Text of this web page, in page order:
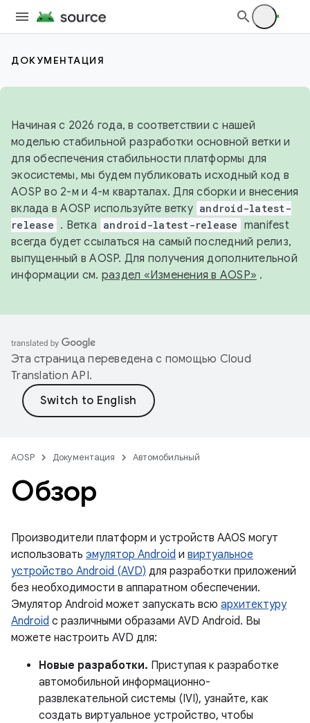
ДОКУМЕНТАЦИЯ
Начиная с 2026 года, в соответствии с нашей
моделью стабильной разработки основной ветки и
для обеспечения стабильности платформы для
экосистемы, мы будем публиковать исходный код в
AOSP во 2-м и 4-м кварталах. Для сборки и внесения
вклада в AOSP используйте ветку android-latest-
release . Ветка android-latest-release manifest
всегда будет ссылаться на самый последний релиз,
выпущенный в AOSP. Для получения дополнительной
информации см. раздел «Изменения в AOSP» .
Эта страница переведена с помощью Cloud
Translation API.
AOSP Документация Автомобильный
Обзор
Производители платформ и устройств AAOS могут
использовать эмулятор Android и виртуальное
устройство Android (AVD) для разработки приложений
без необходимости в аппаратном обеспечении.
Эмулятор Android может запускать всю архитектуру
Android с различными образами AVD Android. Вы
можете настроить AVD для:
Новые разработки. Приступая к разработке
автомобильной информационно-
развлекательной системы (IVI), узнайте, как
создать виртуальное устройство, чтобы